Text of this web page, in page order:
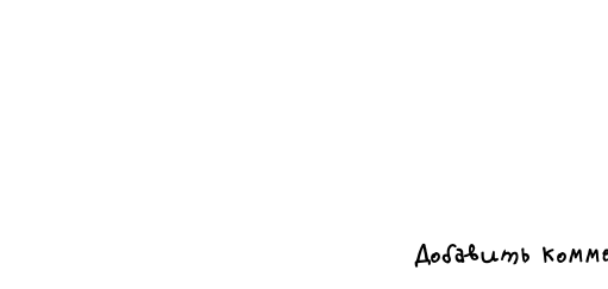
Добавить